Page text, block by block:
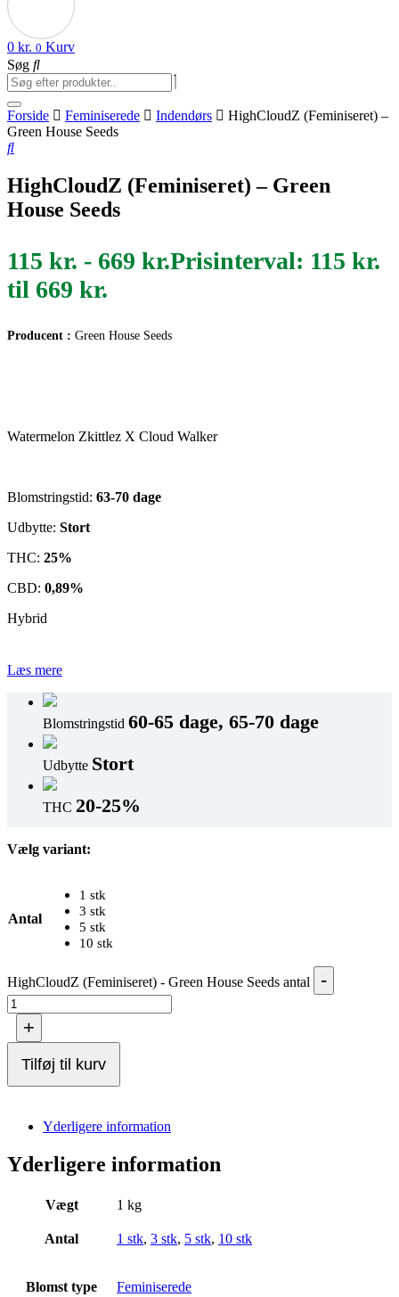
0 kr. 0 Kurv
Søg
Forside Feminiserede Indendørs
HighCloudZ (Feminiseret) –
Green House Seeds
HighCloudZ (Feminiseret) – Green
House Seeds
115 kr. - 669 kr.Prisinterval: 115 kr.
til 669 kr.
Producent : Green House Seeds
Watermelon Zkittlez X Cloud Walker
Blomstringstid: 63-70 dage
Udbytte: Stort
THC: 25%
CBD: 0,89%
Hybrid
Læs mere
Blomstringstid 60-65 dage, 65-70 dage
Udbytte Stort
THC 20-25%
Vælg variant:
Antal
1 stk
3 stk
5 stk
10 stk
HighCloudZ (Feminiseret) - Green House Seeds antal -
+
Tilføj til kurv
Yderligere information
Yderligere information
Vægt 1 kg
Antal 1 stk, 3 stk, 5 stk, 10 stk
Blomst type Feminiserede